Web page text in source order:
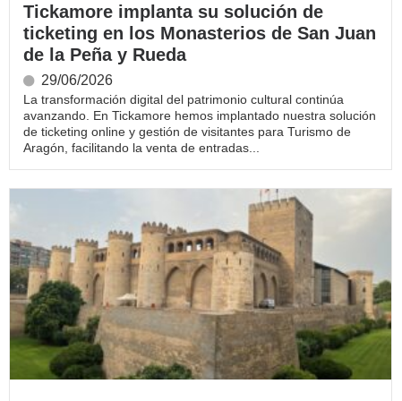
Tickamore implanta su solución de
ticketing en los Monasterios de San Juan
de la Peña y Rueda
29/06/2026
La transformación digital del patrimonio cultural continúa
avanzando. En Tickamore hemos implantado nuestra solución
de ticketing online y gestión de visitantes para Turismo de
Aragón, facilitando la venta de entradas...